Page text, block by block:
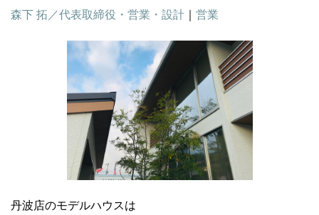
森下 拓／代表取締役・営業・設計
営業
丹波店のモデルハウスは